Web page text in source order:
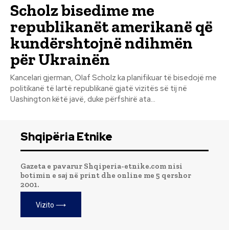
Scholz bisedime me
republikanët amerikanë që
kundërshtojnë ndihmën
për Ukrainën
Kancelari gjerman, Olaf Scholz ka planifikuar të bisedojë me
politikanë të lartë republikanë gjatë vizitës së tij në
Uashington këtë javë, duke përfshirë ata...
Shqipëria Etnike
Gazeta e pavarur Shqiperia-etnike.com nisi
botimin e saj në print dhe online me 5 qershor
2001.
Vizito ⟶